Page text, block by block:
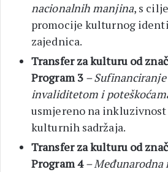
nacionalnih manjina, s
promocije kulturnog
zajednica.
Transfer za kulturu od
Program 3– Sufinanciranje
invaliditetom i
usmjereno na
kulturnih sadržaja.
Transfer za kulturu od
Program 4– Međunarodna